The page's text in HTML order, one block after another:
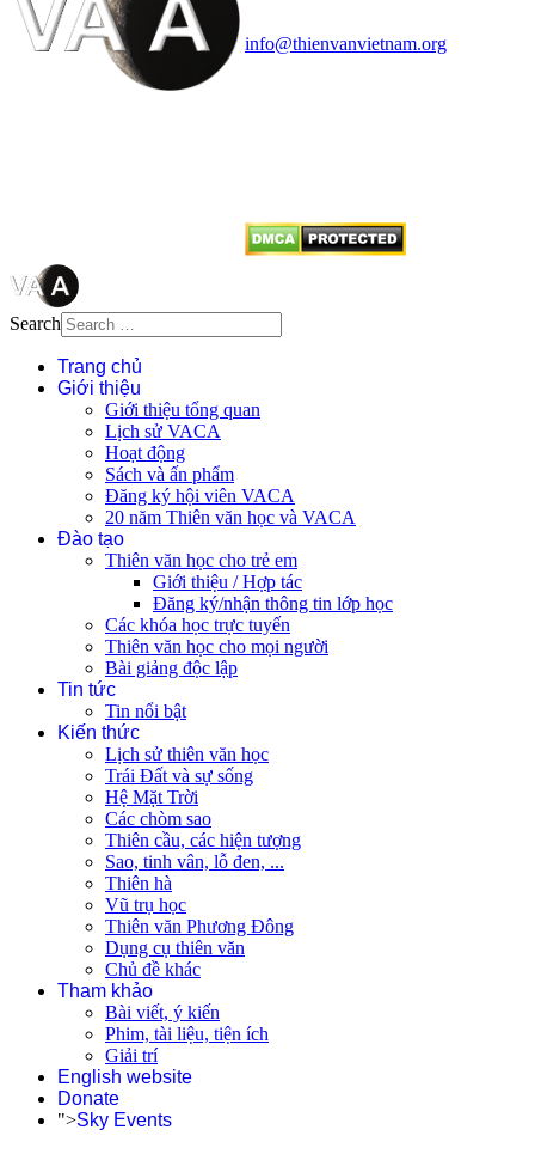
info@thienvanvietnam.org
Search
Trang chủ
Giới thiệu
Giới thiệu tổng quan
Lịch sử VACA
Hoạt động
Sách và ấn phẩm
Đăng ký hội viên VACA
20 năm Thiên văn học và VACA
Đào tạo
Thiên văn học cho trẻ em
Giới thiệu / Hợp tác
Đăng ký/nhận thông tin lớp học
Các khóa học trực tuyến
Thiên văn học cho mọi người
Bài giảng độc lập
Tin tức
Tin nổi bật
Kiến thức
Lịch sử thiên văn học
Trái Đất và sự sống
Hệ Mặt Trời
Các chòm sao
Thiên cầu, các hiện tượng
Sao, tinh vân, lỗ đen, ...
Thiên hà
Vũ trụ học
Thiên văn Phương Đông
Dụng cụ thiên văn
Chủ đề khác
Tham khảo
Bài viết, ý kiến
Phim, tài liệu, tiện ích
Giải trí
English website
Donate
">Sky Events